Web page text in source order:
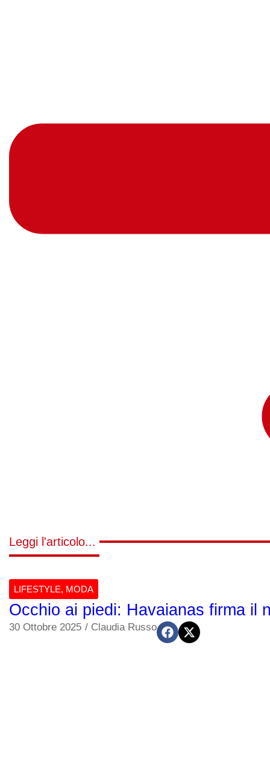
Leggi l'articolo...
LIFESTYLE, MODA
Occhio ai piedi: Havaianas firma il
30 Ottobre 2025 / Claudia Russo